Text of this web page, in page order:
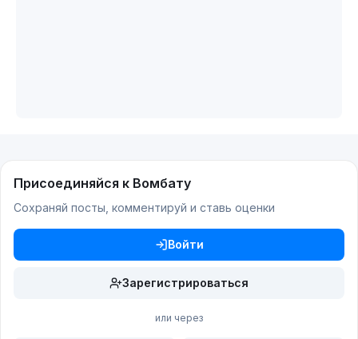
Присоединяйся к Вомбату
Сохраняй посты, комментируй и ставь оценки
Войти
Зарегистрироваться
или через